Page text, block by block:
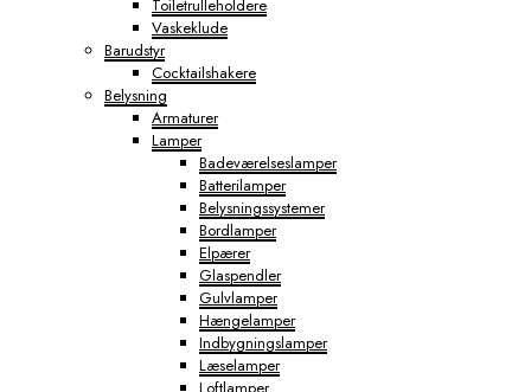
Toiletrulleholdere
Vaskeklude
Barudstyr
Cocktailshakere
Belysning
Armaturer
Lamper
Badeværelseslamper
Batterilamper
Belysningssystemer
Bordlamper
Elpærer
Glaspendler
Gulvlamper
Hængelamper
Indbygningslamper
Læselamper